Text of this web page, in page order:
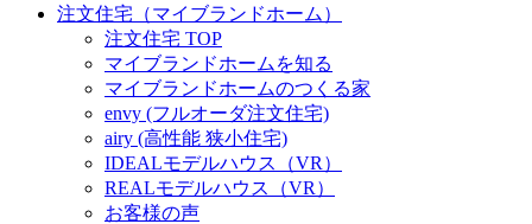
注文住宅（マイブランドホーム）
注文住宅 TOP
マイブランドホームを知る
マイブランドホームのつくる家
envy (フルオーダ注文住宅)
airy (高性能 狭小住宅)
IDEALモデルハウス（VR）
REALモデルハウス（VR）
お客様の声